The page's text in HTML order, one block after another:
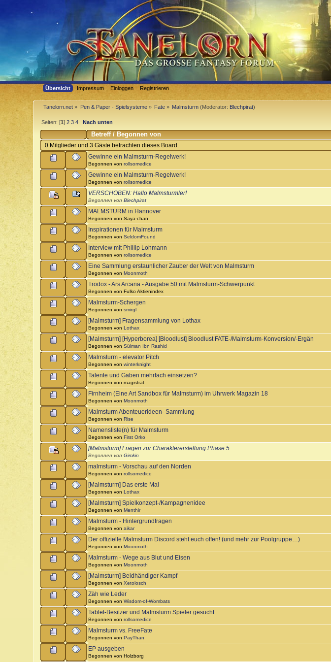
Übersicht Impressum Einloggen Registrieren
Tanelorn.net » Pen & Paper - Spielsysteme» Fate » Malmsturm (Moderator: Blechpirat)
Seiten: [1]2 3 4 Nach unten
Betreff/Begonnen von
0 Mitglieder und 3 Gäste betrachten dieses Board.
Gewinne ein Malmsturm-Regelwerk!
Begonnen vonrollsomedice
Gewinne ein Malmsturm-Regelwerk!
Begonnen vonrollsomedice
VERSCHOBEN: Hallo Malmsturmler!
Begonnen vonBlechpirat
MALMSTURM in Hannover
Begonnen von Saya-chan
Inspirationen für Malmsturm
Begonnen vonSeldomFound
Interview mit Phillip Lohmann
Begonnen vonrollsomedice
Eine Sammlung erstaunlicher Zauber der Welt von Malmsturm
Begonnen vonMoonmoth
Trodox - Ars Arcana - Ausgabe 50 mit Malmsturm-Schwerpunkt
Begonnen von Fulko Aktienindex
Malmsturm-Schergen
Begonnen vonsmirgl
[Malmsturm] Fragensammlung von Lothax
Begonnen vonLothax
[Malmsturm] [Hyperborea] [Bloodlust] Bloodlust FATE-/Malmsturm-Konversion/-Ergän
Begonnen vonSülman Ibn Rashid
Malmsturm - elevator Pitch
Begonnen vonwinterknight
Talente und Gaben mehrfach einsetzen?
Begonnen von magistrat
Firnheim (Eine Art Sandbox für Malmsturm) im Uhrwerk Magazin 18
Begonnen vonMoonmoth
Malmsturm Abenteuerideen- Sammlung
Begonnen vonRise
Namensliste(n) für Malmsturm
Begonnen vonFirst Orko
[Malmsturm] Fragen zur Charaktererstellung Phase 5
Begonnen vonGimkin
malmsturm - Vorschau auf den Norden
Begonnen vonrollsomedice
[Malmsturm] Das erste Mal
Begonnen vonLothax
[Malmsturm] Spielkonzept-/Kampagnenidee
Begonnen vonMenthir
Malmsturm - Hintergrundfragen
Begonnen vonaikar
Der offizielle Malmsturm Discord steht euch offen! (und mehr zur Poolgruppe…)
Begonnen vonMoonmoth
Malmsturm - Wege aus Blut und Eisen
Begonnen vonMoonmoth
[Malmsturm] Beidhändiger Kampf
Begonnen vonXetolosch
Zäh wie Leder
Begonnen vonWisdom-of-Wombats
Tablet-Besitzer und Malmsturm Spieler gesucht
Begonnen vonrollsomedice
Malmsturm vs. FreeFate
Begonnen vonPayThan
EP ausgeben
Begonnen von Holzborg